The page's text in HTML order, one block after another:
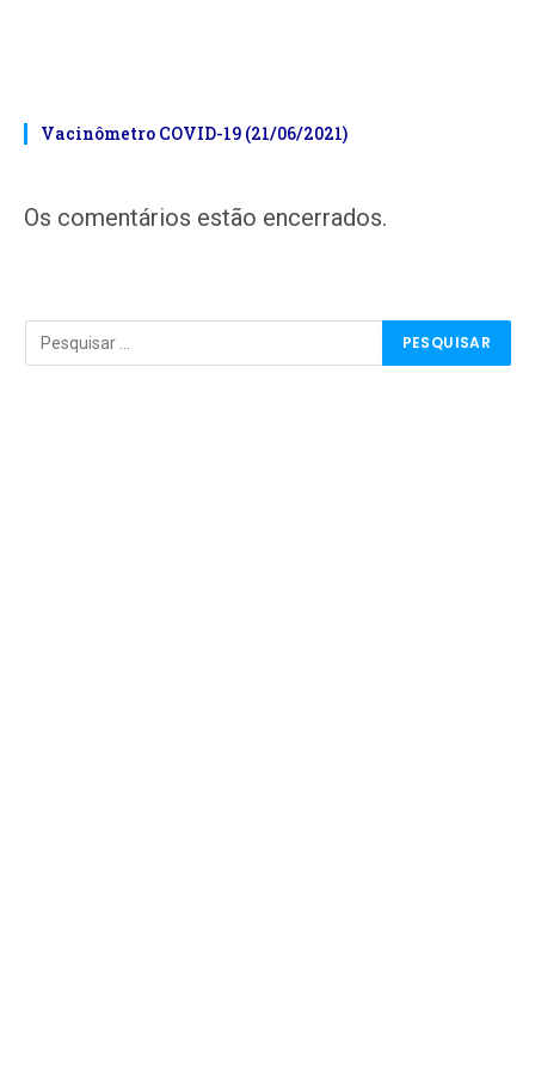
Vacinômetro COVID-19 (21/06/2021)
Os comentários estão encerrados.